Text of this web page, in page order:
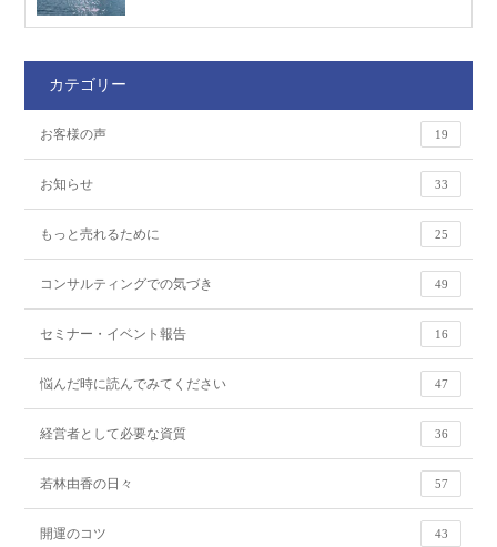
カテゴリー
お客様の声 19
お知らせ 33
もっと売れるために 25
コンサルティングでの気づき 49
セミナー・イベント報告 16
悩んだ時に読んでみてください 47
経営者として必要な資質 36
若林由香の日々 57
開運のコツ 43